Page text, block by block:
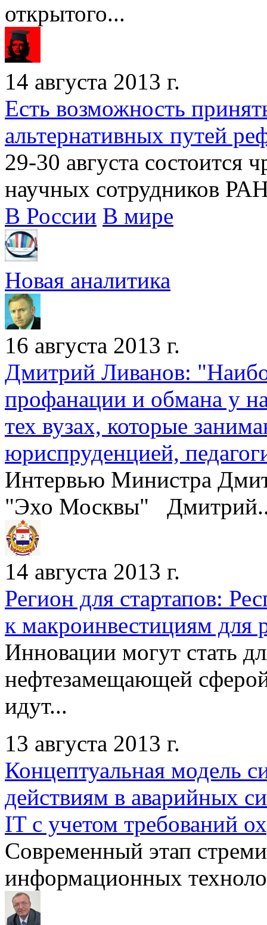
открытого...
14 августа 2013 г.
Есть возможность
альтернативных путей
29-30 августа состоится
научных сотрудников
В России В мире
Новая аналитика
16 августа 2013 г.
Дмитрий Ливанов:
профанации и обмана у
тех вузах, которые
юриспруденцией,
Интервью Министра
"Эхо Москвы"
14 августа 2013 г.
Регион для стартапов:
к макроинвестициям для
Инновации могут стать
нефтезамещающей
идут...
13 августа 2013 г.
Концептуальная модель
действиям в аварийных
IT с учетом требований
Современный этап
информационных